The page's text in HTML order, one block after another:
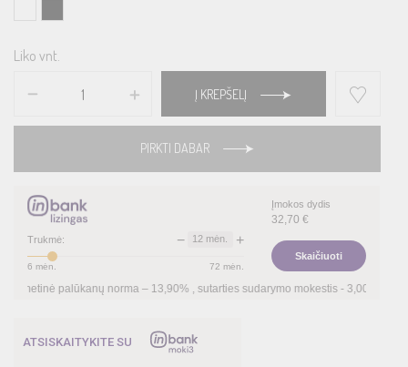
Liko vnt.
Į KREPŠELĮ
PIRKTI DABAR
Trukmė: − 12 mėn. +
6 mėn. 72 mėn.
Įmokos dydis
32,70 €
Skaičiuoti
norma –13,90% , sutarties sudarymo mokestis -3,00%, mėnesio sutarties
ATSISKAITYKITE SU